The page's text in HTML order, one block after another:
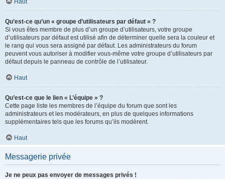
Haut
Qu’est-ce qu’un « groupe d’utilisateurs par défaut » ?
Si vous êtes membre de plus d’un groupe d’utilisateurs, votre groupe
d’utilisateurs par défaut est utilisé afin de déterminer quelle sera la couleur et
le rang qui vous sera assigné par défaut. Les administrateurs du forum
peuvent vous autoriser à modifier vous-même votre groupe d’utilisateurs par
défaut depuis le panneau de contrôle de l’utilisateur.
Haut
Qu’est-ce que le lien « L’équipe » ?
Cette page liste les membres de l’équipe du forum que sont les
administrateurs et les modérateurs, en plus de quelques informations
supplémentaires tels que les forums qu’ils modèrent.
Haut
Messagerie privée
Je ne peux pas envoyer de messages privés !